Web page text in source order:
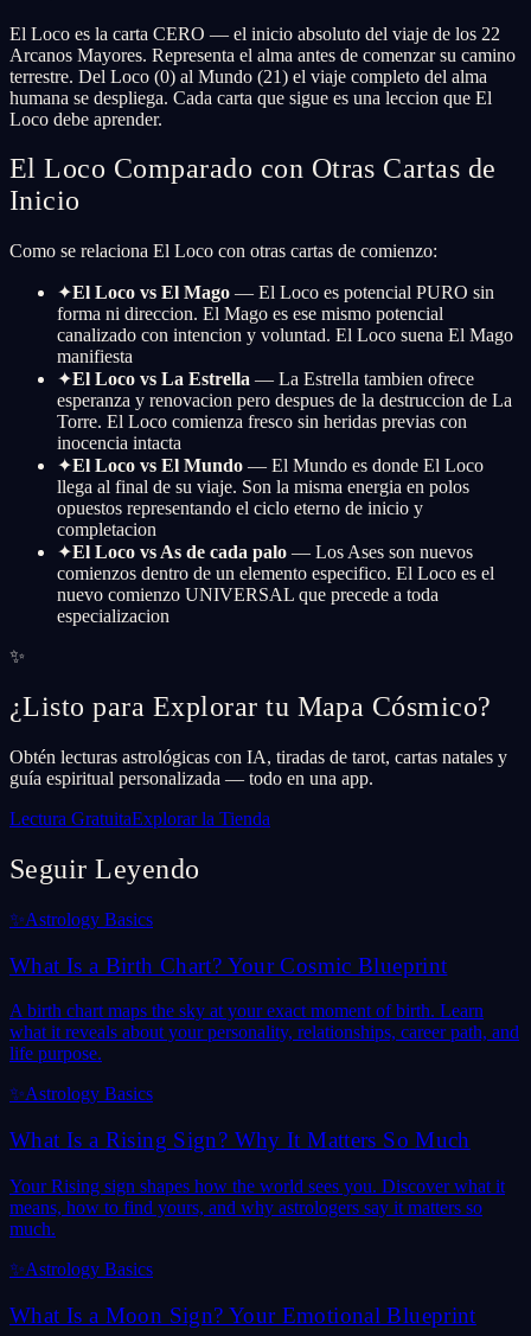
El Loco es la carta CERO — el inicio absoluto del viaje de los 22
Arcanos Mayores. Representa el alma antes de comenzar su camino
terrestre. Del Loco (0) al Mundo (21) el viaje completo del alma
humana se despliega. Cada carta que sigue es una leccion que El
Loco debe aprender.
El Loco Comparado con Otras Cartas de
Inicio
Como se relaciona El Loco con otras cartas de comienzo:
✦El Loco vs El Mago — El Loco es potencial PURO sin
forma ni direccion. El Mago es ese mismo potencial
canalizado con intencion y voluntad. El Loco suena El Mago
manifiesta
✦El Loco vs La Estrella — La Estrella tambien ofrece
esperanza y renovacion pero despues de la destruccion de La
Torre. El Loco comienza fresco sin heridas previas con
inocencia intacta
✦El Loco vs El Mundo — El Mundo es donde El Loco
llega al final de su viaje. Son la misma energia en polos
opuestos representando el ciclo eterno de inicio y
completacion
✦El Loco vs As de cada palo — Los Ases son nuevos
comienzos dentro de un elemento especifico. El Loco es el
nuevo comienzo UNIVERSAL que precede a toda
especializacion
✨
¿Listo para Explorar tu Mapa Cósmico?
Obtén lecturas astrológicas con IA, tiradas de tarot, cartas natales y
guía espiritual personalizada — todo en una app.
Lectura GratuitaExplorar la Tienda
Seguir Leyendo
✨Astrology Basics
What Is a Birth Chart? Your Cosmic Blueprint
A birth chart maps the sky at your exact moment of birth. Learn
what it reveals about your personality, relationships, career path, and
life purpose.
✨Astrology Basics
What Is a Rising Sign? Why It Matters So Much
Your Rising sign shapes how the world sees you. Discover what it
means, how to find yours, and why astrologers say it matters so
much.
✨Astrology Basics
What Is a Moon Sign? Your Emotional Blueprint